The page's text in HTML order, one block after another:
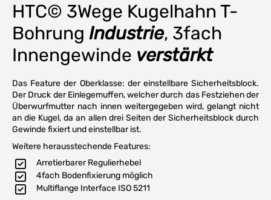
HTC© 3Wege Kugelhahn T-
Bohrung Industrie, 3fach
Innengewinde verstärkt
Das Feature der Oberklasse: der einstellbare Sicherheitsblock.
Der Druck der Einlegemuffen, welcher durch das Festziehen der
Überwurfmutter nach innen weitergegeben wird, gelangt nicht
an die Kugel, da an allen drei Seiten der Sicherheitsblock durch
Gewinde fixiert und einstellbar ist.
Weitere herausstechende Features:
Arretierbarer Regulierhebel
4fach Bodenfixierung möglich
Multiflange Interface ISO 5211